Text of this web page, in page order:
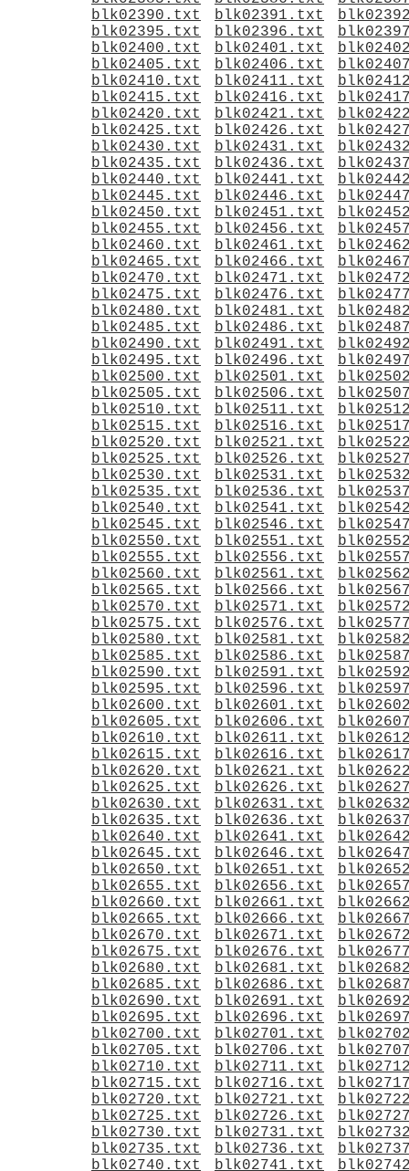
blk02390.txt
blk02391.txt
blk02395.txt
blk02396.txt
blk02400.txt
blk02401.txt
blk02405.txt
blk02406.txt
blk02410.txt
blk02411.txt
blk02415.txt
blk02416.txt
blk02420.txt
blk02421.txt
blk02425.txt
blk02426.txt
blk02430.txt
blk02431.txt
blk02435.txt
blk02436.txt
blk02440.txt
blk02441.txt
blk02445.txt
blk02446.txt
blk02450.txt
blk02451.txt
blk02455.txt
blk02456.txt
blk02460.txt
blk02461.txt
blk02465.txt
blk02466.txt
blk02470.txt
blk02471.txt
blk02475.txt
blk02476.txt
blk02480.txt
blk02481.txt
blk02485.txt
blk02486.txt
blk02490.txt
blk02491.txt
blk02495.txt
blk02496.txt
blk02500.txt
blk02501.txt
blk02505.txt
blk02506.txt
blk02510.txt
blk02511.txt
blk02515.txt
blk02516.txt
blk02520.txt
blk02521.txt
blk02525.txt
blk02526.txt
blk02530.txt
blk02531.txt
blk02535.txt
blk02536.txt
blk02540.txt
blk02541.txt
blk02545.txt
blk02546.txt
blk02550.txt
blk02551.txt
blk02555.txt
blk02556.txt
blk02560.txt
blk02561.txt
blk02565.txt
blk02566.txt
blk02570.txt
blk02571.txt
blk02575.txt
blk02576.txt
blk02580.txt
blk02581.txt
blk02585.txt
blk02586.txt
blk02590.txt
blk02591.txt
blk02595.txt
blk02596.txt
blk02600.txt
blk02601.txt
blk02605.txt
blk02606.txt
blk02610.txt
blk02611.txt
blk02615.txt
blk02616.txt
blk02620.txt
blk02621.txt
blk02625.txt
blk02626.txt
blk02630.txt
blk02631.txt
blk02635.txt
blk02636.txt
blk02640.txt
blk02641.txt
blk02645.txt
blk02646.txt
blk02650.txt
blk02651.txt
blk02655.txt
blk02656.txt
blk02660.txt
blk02661.txt
blk02665.txt
blk02666.txt
blk02670.txt
blk02671.txt
blk02675.txt
blk02676.txt
blk02680.txt
blk02681.txt
blk02685.txt
blk02686.txt
blk02690.txt
blk02691.txt
blk02695.txt
blk02696.txt
blk02700.txt
blk02701.txt
blk02705.txt
blk02706.txt
blk02710.txt
blk02711.txt
blk02715.txt
blk02716.txt
blk02720.txt
blk02721.txt
blk02725.txt
blk02726.txt
blk02730.txt
blk02731.txt
blk02735.txt
blk02736.txt
blk02740.txt
blk02741.txt